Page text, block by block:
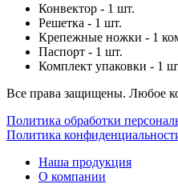
Конвектор - 1 шт.
Решетка - 1 шт.
Крепежные ножки - 1
Паспорт - 1 шт.
Комплект упаковки - 1
Все права защищены. Любое
Политика обработки
Политика
Наша продукция
О компании